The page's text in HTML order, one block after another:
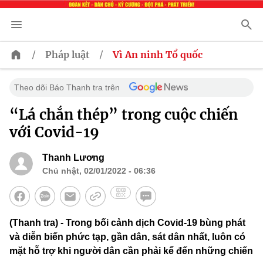
/ Pháp luật / Vì An ninh Tổ quốc
Theo dõi Báo Thanh tra trên
“Lá chắn thép” trong cuộc chiến
với Covid-19
Thanh Lương
Chủ nhật, 02/01/2022 - 06:36
(Thanh tra) - Trong bối cảnh dịch Covid-19 bùng phát
và diễn biến phức tạp, gần dân, sát dân nhất, luôn có
mặt hỗ trợ khi người dân cần phải kể đến những chiến